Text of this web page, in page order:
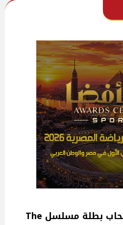
سبب صادم وراء انسحاب بطلة مسلسل The